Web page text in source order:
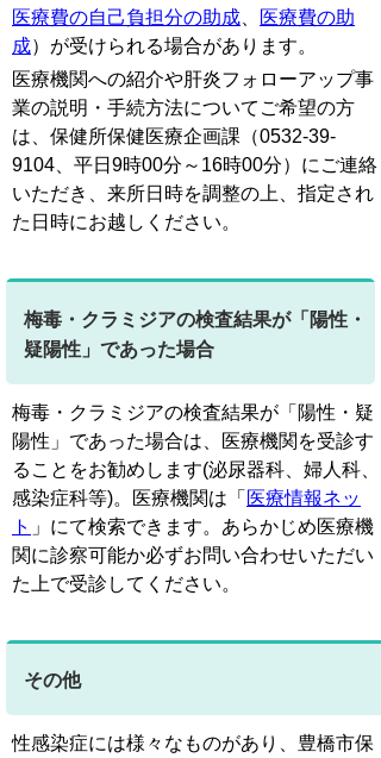
医療費の自己負担分の助成
医療費の助
成）が受けられる場合があります。
医療機関への紹介や肝炎フォローアップ事
業の説明・手続方法についてご希望の方
は、保健所保健医療企画課（0532-39-
9104、平日9時00分～16時00分）にご連絡
いただき、来所日時を調整の上、指定され
た日時にお越しください。
梅毒・クラミジアの検査結果が「陽性・
疑陽性」であった場合
梅毒・クラミジアの検査結果が「陽性・疑
陽性」であった場合は、医療機関を受診す
ることをお勧めします(泌尿器科、婦人科、
感染症科等)。医療機関は「 医療情報ネッ
ト 」にて検索できます。あらかじめ医療機
関に診察可能か必ずお問い合わせいただい
た上で受診してください。
その他
性感染症には様々なものがあり、豊橋市保